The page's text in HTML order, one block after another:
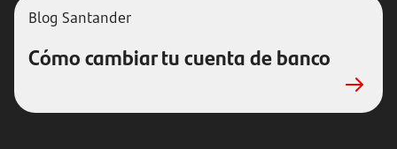
Blog Santander
Cómo cambiar tu cuenta de banco